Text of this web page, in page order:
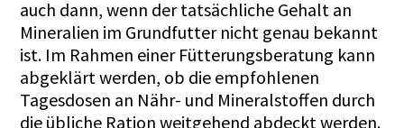
auch dann, wenn der tatsächliche Gehalt an
Mineralien im Grundfutter nicht genau bekannt
ist. Im Rahmen einer Fütterungsberatung kann
abgeklärt werden, ob die empfohlenen
Tagesdosen an Nähr- und Mineralstoffen durch
die übliche Ration weitgehend abdeckt werden.